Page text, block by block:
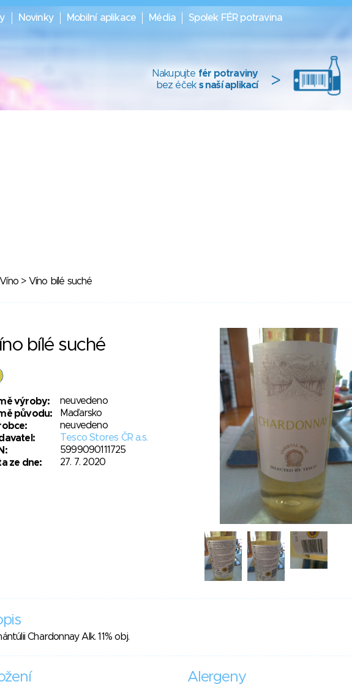
Novinky Mobilní aplikace Média Spolek FÉR potravina
Nakupujte fér potraviny
bez éček s naší aplikací >
Víno > Víno bílé suché
bílé suché
výroby:
neuvedeno
původu:
Maďarsko
neuvedeno
Tesco Stores ČR a.s.
5999090111725
ze dne:
27. 7. 2020
Chardonnay Alk. 11% obj.
Alergeny